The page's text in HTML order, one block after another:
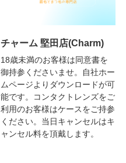
チャーム 堅田店(Charm)
18歳未満のお客様は同意書を
御持参くださいませ。自社ホー
ムページよりダウンロードが可
能です。コンタクトレンズをご
利用のお客様はケースをご持参
ください。当日キャンセルはキ
ャンセル料を頂戴します。